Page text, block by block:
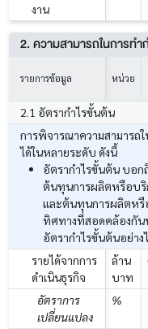
งาน
2. ความสามารถในการทำ
รายการข้อมูล หน่วย
2.1 อัตรากำไรขั้นต้น
การพิจารณาความสามารถใ
ได้ในหลายระดับ ดังนี้
อัตรากำไรขั้นต้น บอก
ต้นทุนการผลิตหรือบริ
และต้นทุนการผลิตหรื
ทิศทางที่สอดคล้องกั
อัตรากำไรขั้นต้นอย่าง
รายได้จากการ
ดำเนินธุรกิจ
ล้าน
บาท
อัตราการ
เปลี่ยนแปลง
%